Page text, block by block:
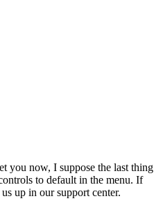
you now, I suppose the last thing
to default in the menu. If
up in our support center.